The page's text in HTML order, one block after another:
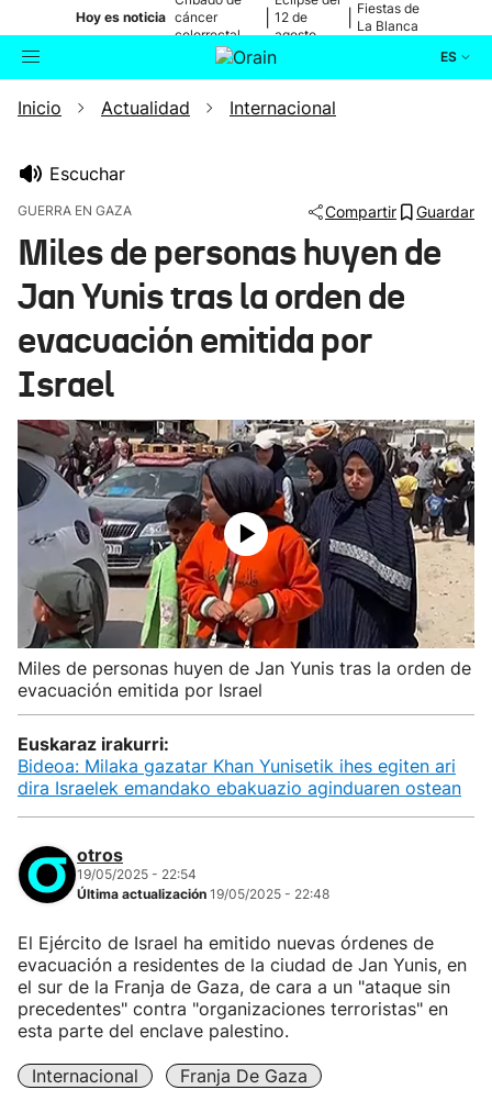
Hoy es noticia cáncer
colorrectal
12 de
agosto
Fiestas de
La Blanca
ES
Buscador Actualidad
Ikusmiran
Eguraldia
Inicio Actualidad Internacional
Escuchar
GUERRA EN GAZA Compartir Guardar
Miles de personas huyen de
Jan Yunis tras la orden de
evacuación emitida por
Israel
Miles de personas huyen de Jan Yunis tras la orden de
evacuación emitida por Israel
Euskaraz irakurri:
Bideoa: Milaka gazatar Khan Yunisetik ihes egiten ari
dira Israelek emandako ebakuazio aginduaren ostean
otros
19/05/2025 - 22:54
Última actualización 19/05/2025 - 22:48
El Ejército de Israel ha emitido nuevas órdenes de
evacuación a residentes de la ciudad de Jan Yunis, en
el sur de la Franja de Gaza, de cara a un "ataque sin
precedentes" contra "organizaciones terroristas" en
esta parte del enclave palestino.
Internacional
Franja De Gaza